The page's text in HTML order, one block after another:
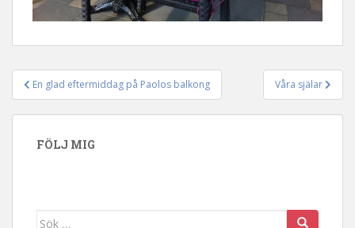
Inläggsnavigering
En glad eftermiddag på Paolos balkong Våra själar
FÖLJ MIG
Sök efter: